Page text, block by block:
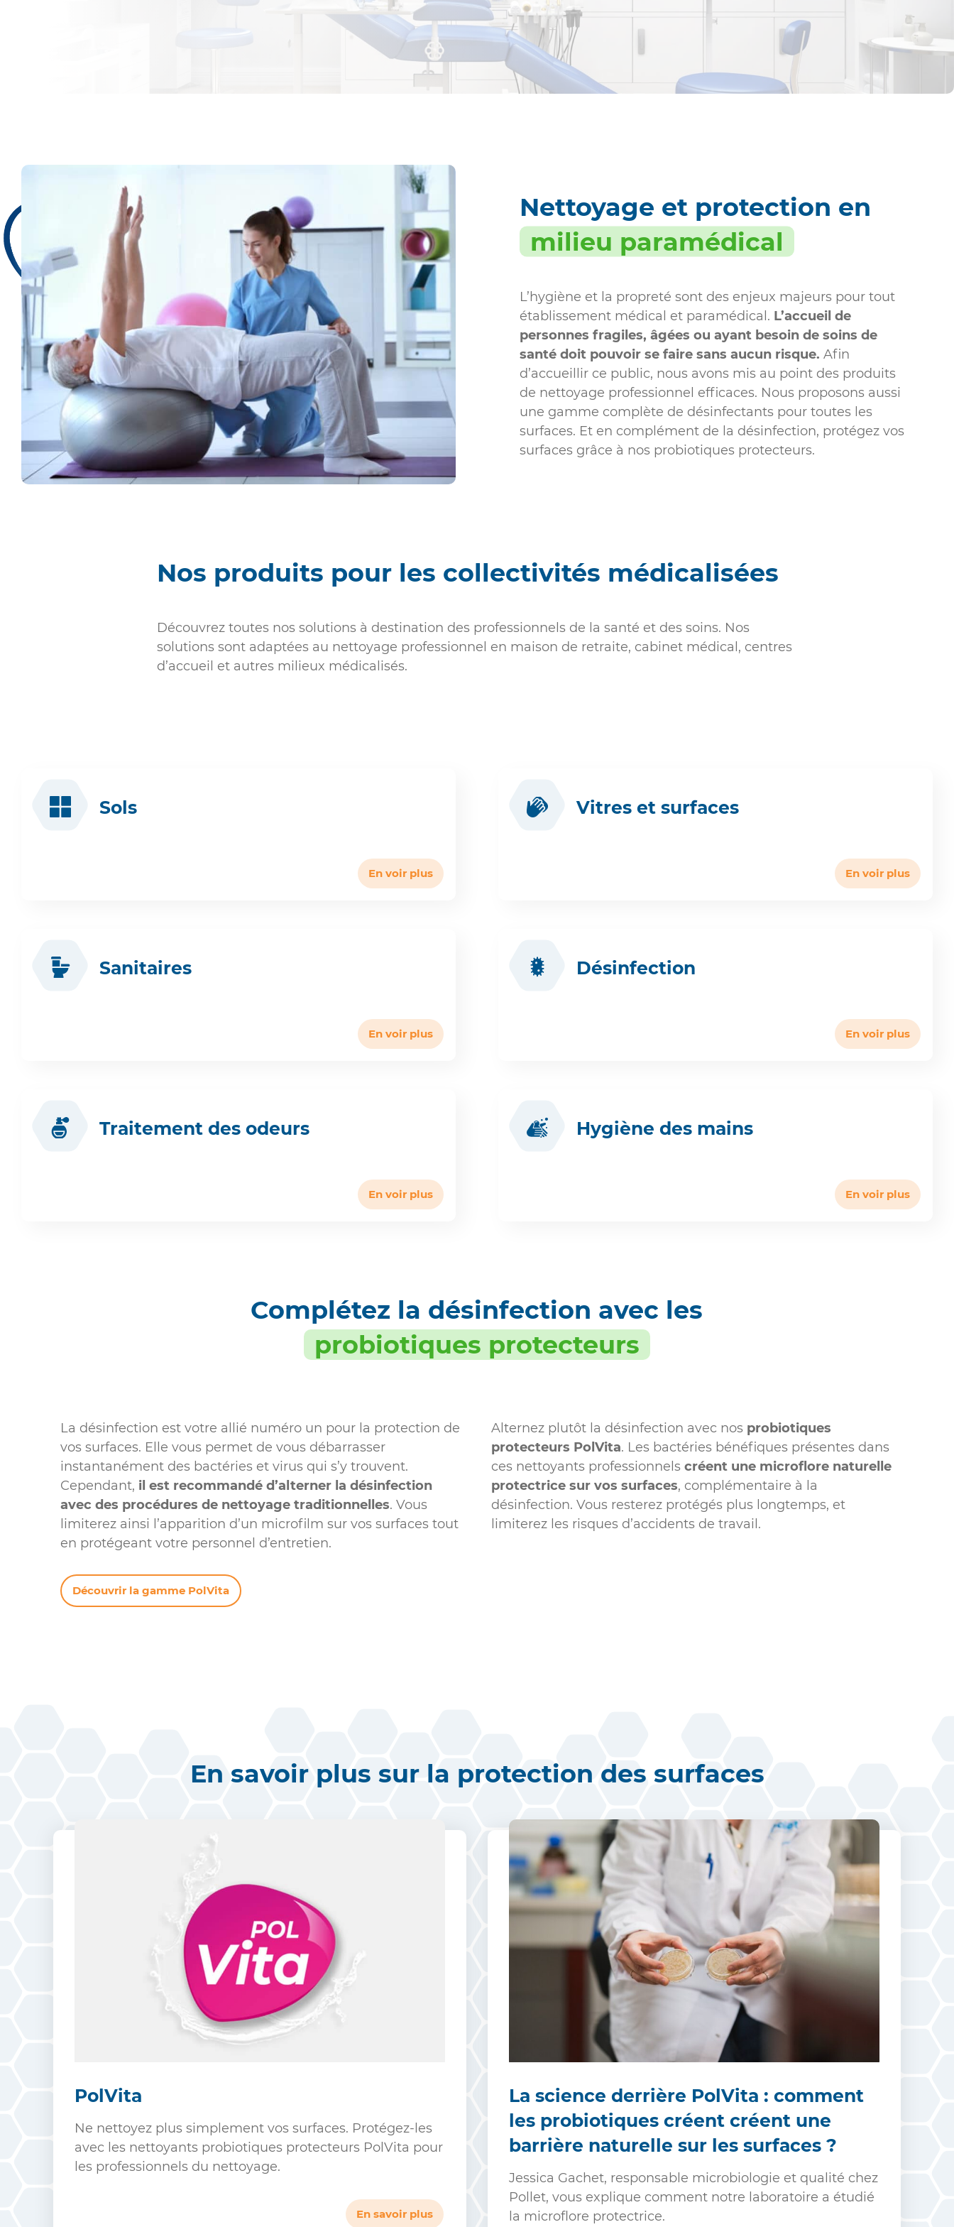
Industrie non-alimentaire
Sociétés de nettoyage
Sanitaires
Nettoyage et protection en
milieu paramédical
L’hygiène et la propreté sont des enjeux majeurs pour tout
établissement médical et paramédical. L’accueil de
personnes fragiles, âgées ou ayant besoin de soins de
santé doit pouvoir se faire sans aucun risque. Afin
d’accueillir ce public, nous avons mis au point des produits
de nettoyage professionnel efficaces. Nous proposons aussi
une gamme complète de désinfectants pour toutes les
surfaces. Et en complément de la désinfection, protégez vos
surfaces grâce à nos probiotiques protecteurs.
Nos produits pour les collectivités médicalisées
Découvrez toutes nos solutions à destination des professionnels de la santé et des soins. Nos
solutions sont adaptées au nettoyage professionnel en maison de retraite, cabinet médical, centres
d’accueil et autres milieux médicalisés.
Sols
En voir plus
Vitres et surfaces
En voir plus
Sanitaires
En voir plus
Désinfection
En voir plus
Traitement des odeurs
En voir plus
Hygiène des mains
En voir plus
Complétez la désinfection avec les
probiotiques protecteurs
La désinfection est votre allié numéro un pour la protection de
vos surfaces. Elle vous permet de vous débarrasser
instantanément des bactéries et virus qui s’y trouvent.
Cependant, il est recommandé d’alterner la désinfection
avec des procédures de nettoyage traditionnelles. Vous
limiterez ainsi l’apparition d’un microfilm sur vos surfaces tout
en protégeant votre personnel d’entretien.
Découvrir la gamme PolVita
Alternez plutôt la désinfection avec nos probiotiques
protecteurs PolVita. Les bactéries bénéfiques présentes dans
ces nettoyants professionnels créent une microflore naturelle
protectrice sur vos surfaces, complémentaire à la
désinfection. Vous resterez protégés plus longtemps, et
limiterez les risques d’accidents de travail.
En savoir plus sur la protection des surfaces
PolVita
Ne nettoyez plus simplement vos surfaces. Protégez-les
avec les nettoyants probiotiques protecteurs PolVita pour
les professionnels du nettoyage.
En savoir plus
La science derrière PolVita : comment
les probiotiques créent créent une
barrière naturelle sur les surfaces ?
Jessica Gachet, responsable microbiologie et qualité chez
Pollet, vous explique comment notre laboratoire a étudié
la microflore protectrice.